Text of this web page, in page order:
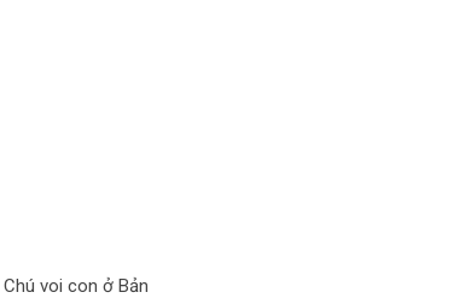
Chú voi con ở Bản